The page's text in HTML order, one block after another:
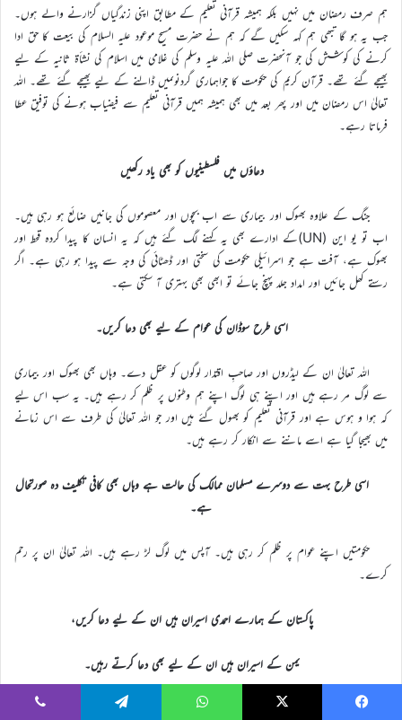
ہم صرف رمضان میں نہیں بلکہ ہمیشہ قرآنی تعلیم کے مطابق اپنی زندگیاں گزارنے والے ہوں۔
جب یہ ہو گا تبھی ہم کہہ سکیں گے کہ ہم نے حضرت مسیح موعود علیہ السلام کی بیعت کا حق ادا
کرنے کی کوشش کی جو آنحضرت صلی اللہ علیہ وسلم کی غلامی میں اسلام کی نشأة ثانیہ کے لیے
بھیجے گئے تھے۔ قرآن کریم کی حکومت کا جواہماری گردنوںمیں ڈالنے کے لیے بھیجے گئے تھے۔ اللہ
تعالیٰ اس رمضان میں اور پھر بعد میں بھی ہمیشہ ہمیں قرآنی تعلیم سے فیضیاب ہونے کی توفیق عطا
فرماتا رہے۔
دعاؤں میں فلسطینیوں کو بھی یاد رکھیں
جنگ کے علاوہ بھوک اور بیماری سے اب بچوں اور معصوموں کی جانیں ضائع ہو رہی ہیں۔
اب تو یو این (UN)کے ادارے بھی یہ کہنے لگ گئے ہیں کہ یہ انسان کا پیدا کردہ قحط اور
بھوک ہے، آفت ہے جو اسرائیلی حکومت کی سختی اور ڈھٹائی کی وجہ سے پیدا ہو رہی ہے۔ اگر
رستے کھل جائیں اور امداد جلد پہنچ جائے تو ابھی بھی بہتری آ سکتی ہے۔
اسی طرح سوڈان کی عوام کے لیے بھی دعا کریں۔
اللہ تعالیٰ ان کے لیڈروں اور صاحبِ اقتدار لوگوں کو عقل دے۔ وہاں بھی بھوک اور بیماری
سے لوگ مر رہے ہیں اور اپنے ہی لوگ اپنے ہم وطنوں پر ظلم کر رہے ہیں۔ یہ سب اس لیے
کہ ہوا و ہوس ہے اور قرآنی تعلیم کو بھول گئے ہیں اور جو اللہ تعالیٰ کی طرف سے اس زمانے
میں بھیجا گیا ہے اسے ماننے سے انکار کر رہے ہیں۔
اسی طرح بہت سے دوسرے مسلمان ممالک کی حالت ہے وہاں بھی کافی تکلیف دہ صورتحال
ہے۔
حکومتیں اپنے عوام پر ظلم کر رہی ہیں۔ آپس میں لوگ لڑ رہے ہیں۔ اللہ تعالیٰ ان پر رحم
کرے۔
پاکستان کے ہمارے احمدی اسیران ہیں ان کے لیے دعا کریں،
یمن کے اسیران ہیں ان کے لیے بھی دعا کرتے رہیں۔
پاکستان میں عمومی حالات کے لیے بھی دعا کرتے رہیں۔ اللہ تعالیٰ احمدیوں کو محفوظ رکھے۔